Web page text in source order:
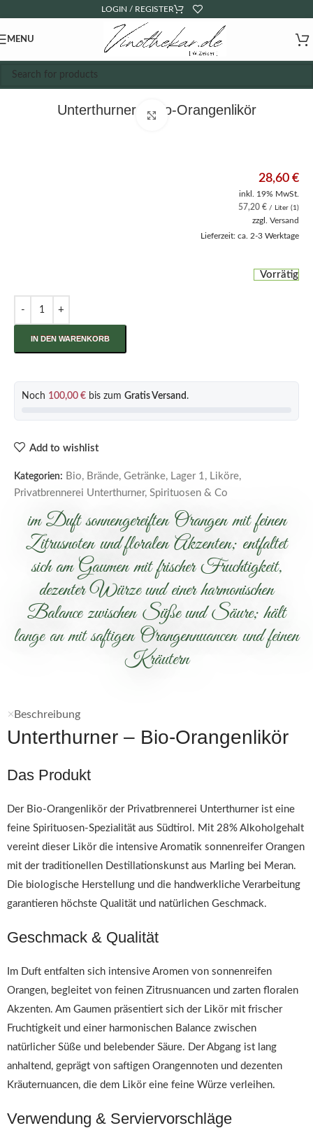
LOGIN / REGISTER
MENU
Unterthurner – Bio-Orangenlikör
Click to enlarge
28,60 €
inkl. 19% MwSt.
57,20 € / Liter (1)
zzgl. Versand
Lieferzeit: ca. 2-3 Werktage
Vorrätig
IN DEN WARENKORB
Noch 100,00 € bis zum Gratis Versand .
Add to wishlist
Kategorien: Bio, Brände, Getränke, Lager 1, Liköre,
Privatbrennerei Unterthurner, Spirituosen & Co
im Duft sonnengereiften Orangen mit feinen
Zitrusnoten und floralen Akzenten; entfaltet
sich am Gaumen mit frischer Fruchtigkeit,
dezenter Würze und einer harmonischen
Balance zwischen Süße und Säure; hält
lange an mit saftigen Orangennuancen und feinen
Kräutern
Beschreibung
Unterthurner – Bio-Orangenlikör
Das Produkt
Der Bio-Orangenlikör der Privatbrennerei Unterthurner ist eine
feine Spirituosen-Spezialität aus Südtirol. Mit 28% Alkoholgehalt
vereint dieser Likör die intensive Aromatik sonnenreifer Orangen
mit der traditionellen Destillationskunst aus Marling bei Meran.
Die biologische Herstellung und die handwerkliche Verarbeitung
garantieren höchste Qualität und natürlichen Geschmack.
Geschmack & Qualität
Im Duft entfalten sich intensive Aromen von sonnenreifen
Orangen, begleitet von feinen Zitrusnuancen und zarten floralen
Akzenten. Am Gaumen präsentiert sich der Likör mit frischer
Fruchtigkeit und einer harmonischen Balance zwischen
natürlicher Süße und belebender Säure. Der Abgang ist lang
anhaltend, geprägt von saftigen Orangennoten und dezenten
Kräuternuancen, die dem Likör eine feine Würze verleihen.
Verwendung & Serviervorschläge